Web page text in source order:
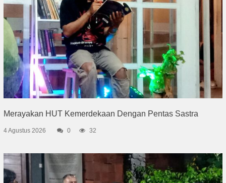
Merayakan HUT Kemerdekaan Dengan Pentas Sastra
4 Agustus 2026 0 32